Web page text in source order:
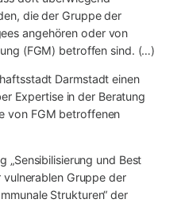
die der Gruppe der
angehören oder von
(FGM) betroffen sind. (…)
Darmstadt einen
Expertise in der Beratung
von FGM betroffenen
„Sensibilisierung und Best
Gruppe der
Strukturen“ der